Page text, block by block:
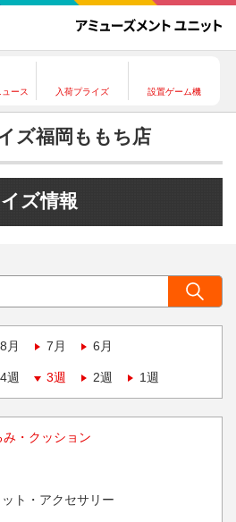
ース 入荷プライズ 設置ゲーム機
ズ福岡ももち店
ズ情報
8月 7月 6月
4週 3週 2週 1週
み・クッション
ト・アクセサリー